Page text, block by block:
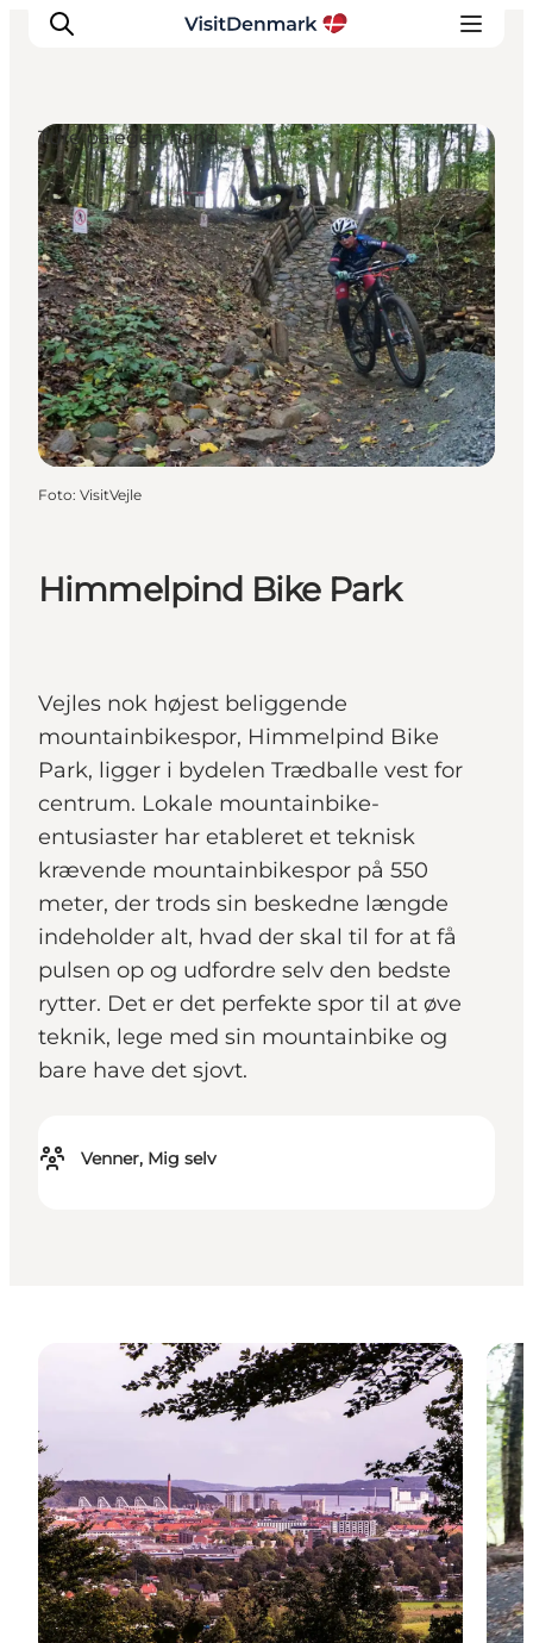
Inspiration
Destinationer
Oplevelser
Overnatning
Planlæg ferien
Himmelpind Bike Park
Vejles nok højest beliggende
mountainbikespor, Himmelpind Bike
Park, ligger i bydelen Trædballe vest for
centrum. Lokale mountainbike-
entusiaster har etableret et teknisk
krævende mountainbikespor på 550
meter, der trods sin beskedne længde
indeholder alt, hvad der skal til for at få
pulsen op og udfordre selv den bedste
rytter. Det er det perfekte spor til at øve
teknik, lege med sin mountainbike og
bare have det sjovt.
Venner, Mig selv
Ture på egen hånd
Foto: VisitVejle